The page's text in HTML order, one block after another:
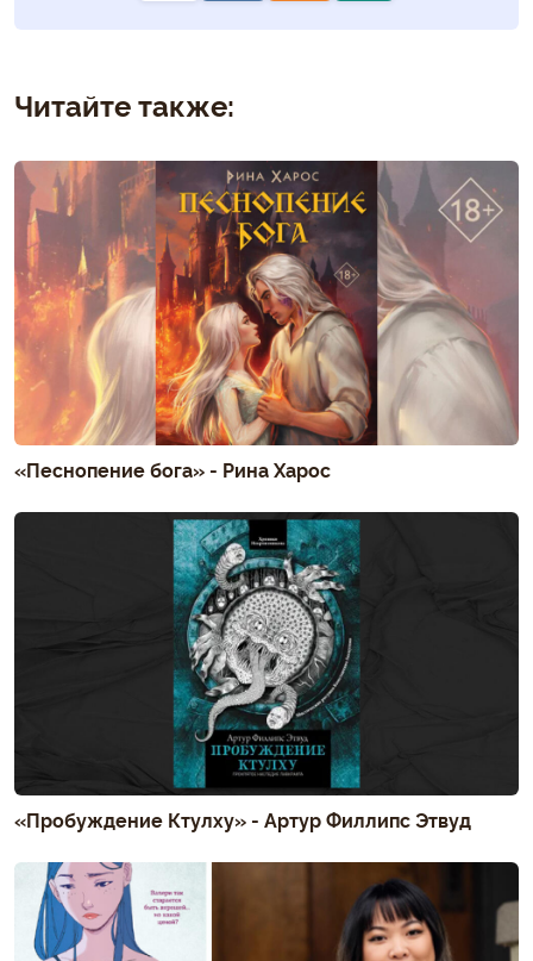
Читайте также:
«Песнопение бога» - Рина Харос
«Пробуждение Ктулху» - Артур Филлипс Этвуд